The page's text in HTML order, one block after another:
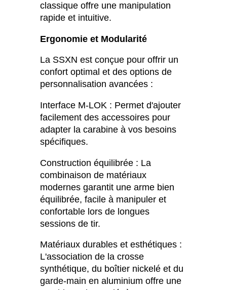
classique offre une manipulation
rapide et intuitive.
Ergonomie et Modularité
La SSXN est conçue pour offrir un
confort optimal et des options de
personnalisation avancées :
Interface M-LOK : Permet d'ajouter
facilement des accessoires pour
adapter la carabine à vos besoins
spécifiques.
Construction équilibrée : La
combinaison de matériaux
modernes garantit une arme bien
équilibrée, facile à manipuler et
confortable lors de longues
sessions de tir.
Matériaux durables et esthétiques :
L'association de la crosse
synthétique, du boîtier nickelé et du
garde-main en aluminium offre une